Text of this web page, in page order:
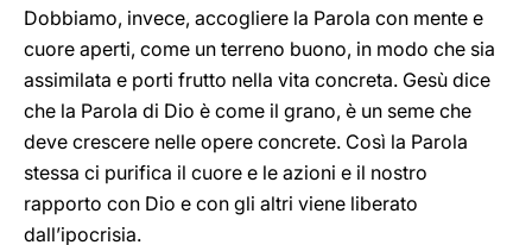
Dobbiamo, invece, accogliere la Parola con mente e
cuore aperti, come un terreno buono, in modo che sia
assimilata e porti frutto nella vita concreta. Gesù dice
che la Parola di Dio è come il grano, è un seme che
deve crescere nelle opere concrete. Così la Parola
stessa ci purifica il cuore e le azioni e il nostro
rapporto con Dio e con gli altri viene liberato
dall’ipocrisia.